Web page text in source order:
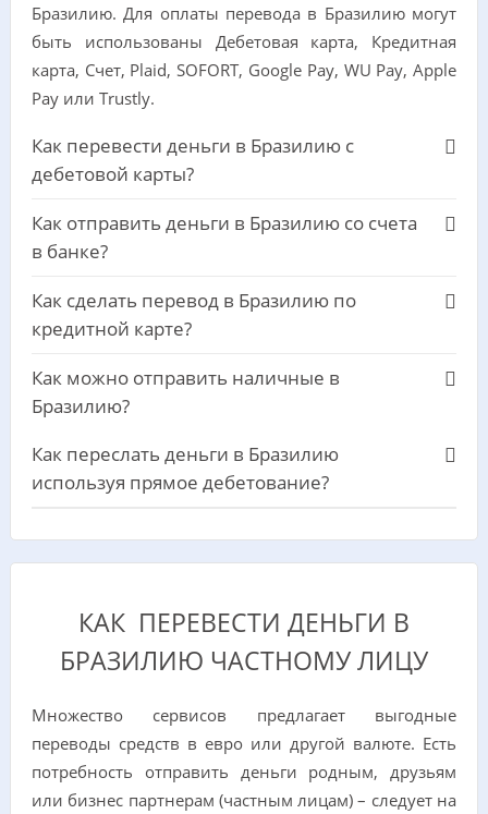
Бразилию. Для оплаты перевода в Бразилию могут
быть использованы Дебетовая карта, Кредитная
карта, Счет, Plaid, SOFORT, Google Pay, WU Pay, Apple
Pay или Trustly.
Как перевести деньги в Бразилию с
дебетовой карты?
Как отправить деньги в Бразилию со счета
в банке?
Как сделать перевод в Бразилию по
кредитной карте?
Как можно отправить наличные в
Бразилию?
Как переслать деньги в Бразилию
используя прямое дебетование?
КАК ПЕРЕВЕСТИ ДЕНЬГИ В
БРАЗИЛИЮ ЧАСТНОМУ ЛИЦУ
Множество сервисов предлагает выгодные
переводы средств в евро или другой валюте. Есть
потребность отправить деньги родным, друзьям
или бизнес партнерам (частным лицам) – следует на